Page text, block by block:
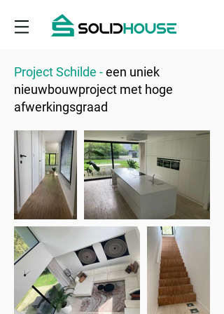
Project Schilde -een uniek
nieuwbouwproject met hoge
afwerkingsgraad